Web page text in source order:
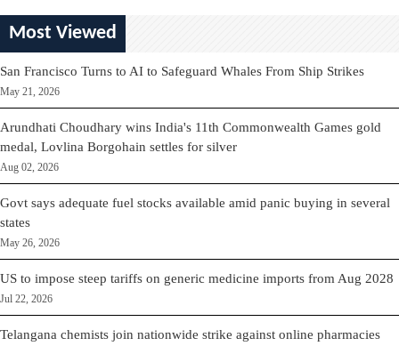
Most Viewed
San Francisco Turns to AI to Safeguard Whales From Ship Strikes
May 21, 2026
Arundhati Choudhary wins India's 11th Commonwealth Games gold
medal, Lovlina Borgohain settles for silver
Aug 02, 2026
Govt says adequate fuel stocks available amid panic buying in several
states
May 26, 2026
US to impose steep tariffs on generic medicine imports from Aug 2028
Jul 22, 2026
Telangana chemists join nationwide strike against online pharmacies